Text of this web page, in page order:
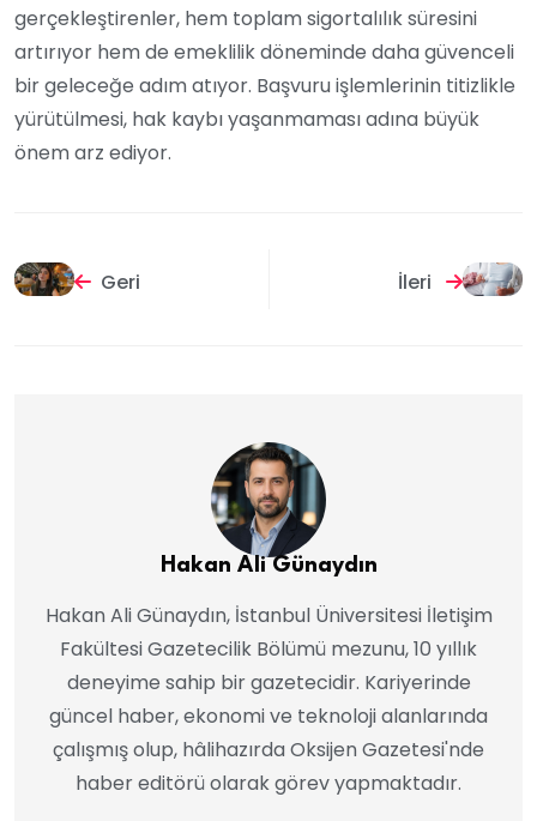
gerçekleştirenler, hem toplam sigortalılık süresini
artırıyor hem de emeklilik döneminde daha güvenceli
bir geleceğe adım atıyor. Başvuru işlemlerinin titizlikle
yürütülmesi, hak kaybı yaşanmaması adına büyük
önem arz ediyor.
Geri İleri
Hakan Ali Günaydın
Hakan Ali Günaydın, İstanbul Üniversitesi İletişim
Fakültesi Gazetecilik Bölümü mezunu, 10 yıllık
deneyime sahip bir gazetecidir. Kariyerinde
güncel haber, ekonomi ve teknoloji alanlarında
çalışmış olup, hâlihazırda Oksijen Gazetesi'nde
haber editörü olarak görev yapmaktadır.